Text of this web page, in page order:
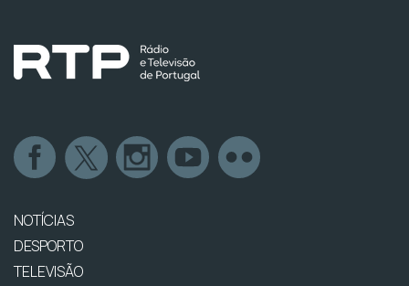
NOTÍCIAS
DESPORTO
TELEVISÃO